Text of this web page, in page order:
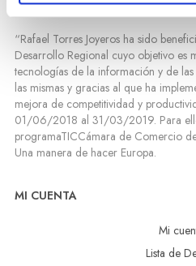
“Rafael Torres Joyeros ha sido
Desarrollo Regional cuyo objetivo es
tecnologías de la información y de
las mismas y gracias al que ha
mejora de competitividad y
01/06/2018 al 31/03/2019. Para
programaTICCámara de Comercio
Una manera de hacer Europa.
MI CUENTA
Mi
Lista de